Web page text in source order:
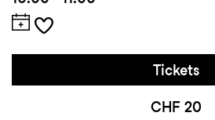
Tickets
CHF 20